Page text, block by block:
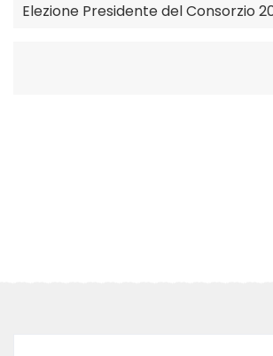
Elezione Presidente del Consorzio